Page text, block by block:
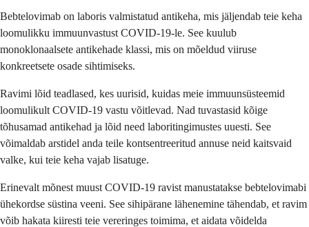
Bebtelovimab on laboris valmistatud antikeha, mis jäljendab teie keha
loomulikku immuunvastust COVID-19-le. See kuulub
monoklonaalsete antikehade klassi, mis on mõeldud viiruse
konkreetsete osade sihtimiseks.
Ravimi lõid teadlased, kes uurisid, kuidas meie immuunsüsteemid
loomulikult COVID-19 vastu võitlevad. Nad tuvastasid kõige
tõhusamad antikehad ja lõid need laboritingimustes uuesti. See
võimaldab arstidel anda teile kontsentreeritud annuse neid kaitsvaid
valke, kui teie keha vajab lisatuge.
Erinevalt mõnest muust COVID-19 ravist manustatakse bebtelovimabi
ühekordse süstina veeni. See sihipärane lähenemine tähendab, et ravim
võib hakata kiiresti teie vereringes toimima, et aidata võidelda